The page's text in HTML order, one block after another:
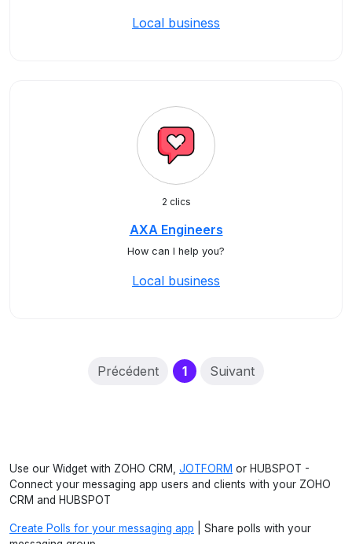
Local business
2 clics
AXA Engineers
How can I help you?
Local business
Précédent 1(current)
Suivant
Use our Widget with ZOHO CRM, JOTFORM or HUBSPOT -
Connect your messaging app users and clients with your ZOHO
CRM and HUBSPOT
Create Polls for your messaging app | Share polls with your